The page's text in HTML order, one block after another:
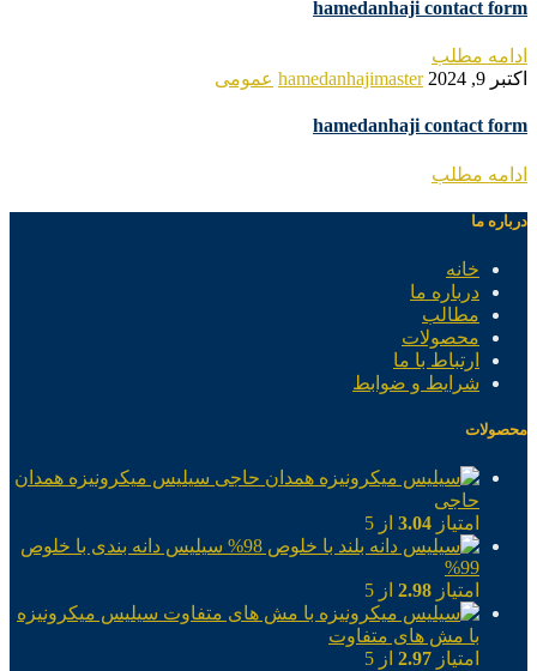
hamedanhaji contact form
ادامه مطلب
اکتبر 9, 2024
hamedanhajimaster عمومی
hamedanhaji contact form
ادامه مطلب
درباره ما
خانه
درباره ما
مطالب
محصولات
ارتباط با ما
شرایط و ضوابط
محصولات
سیلیس میکرونیزه همدان
حاجی
امتیاز 3.04 از 5
سیلیس دانه بندی با خلوص
99%
امتیاز 2.98 از 5
سیلیس میکرونیزه
با مش های متفاوت
امتیاز 2.97 از 5